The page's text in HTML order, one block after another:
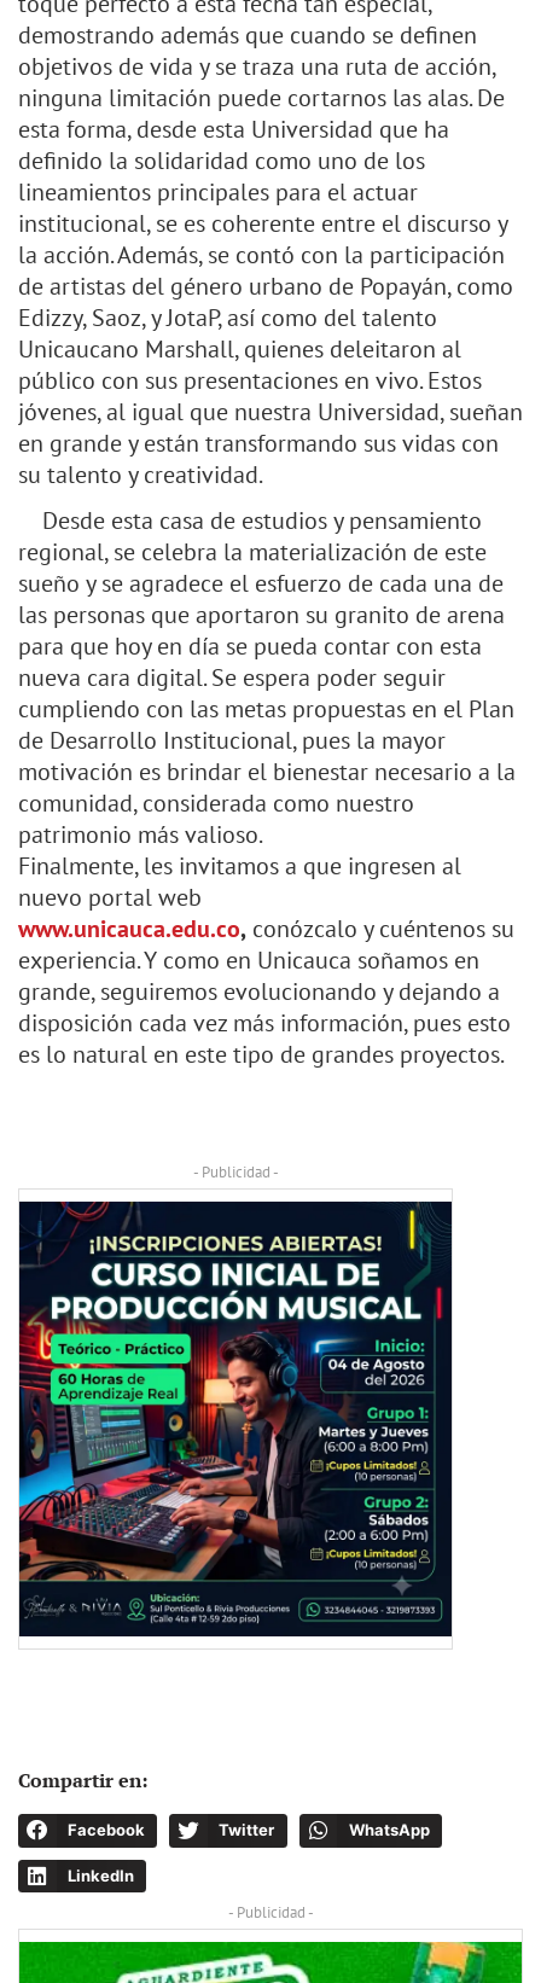
demostrando además que cuando se definen
objetivos de vida y se traza una ruta de acción,
ninguna limitación puede cortarnos las alas. De
esta forma, desde esta Universidad que ha
definido la solidaridad como uno de los
lineamientos principales para el actuar
institucional, se es coherente entre el discurso y
la acción. Además, se contó con la participación
de artistas del género urbano de Popayán, como
Edizzy, Saoz, y JotaP, así como del talento
Unicaucano Marshall, quienes deleitaron al
público con sus presentaciones en vivo. Estos
jóvenes, al igual que nuestra Universidad, sueñan
en grande y están transformando sus vidas con
su talento y creatividad.
Desde esta casa de estudios y pensamiento
regional, se celebra la materialización de este
sueño y se agradece el esfuerzo de cada una de
las personas que aportaron su granito de arena
para que hoy en día se pueda contar con esta
nueva cara digital. Se espera poder seguir
cumpliendo con las metas propuestas en el Plan
de Desarrollo Institucional, pues la mayor
motivación es brindar el bienestar necesario a la
comunidad, considerada como nuestro
patrimonio más valioso.
Finalmente, les invitamos a que ingresen al
nuevo portal web
www.unicauca.edu.co, conózcalo y cuéntenos su
experiencia. Y como en Unicauca soñamos en
grande, seguiremos evolucionando y dejando a
disposición cada vez más información, pues esto
es lo natural en este tipo de grandes proyectos.
- Publicidad -
Compartir en:
Facebook Twitter WhatsApp
LinkedIn
- Publicidad -